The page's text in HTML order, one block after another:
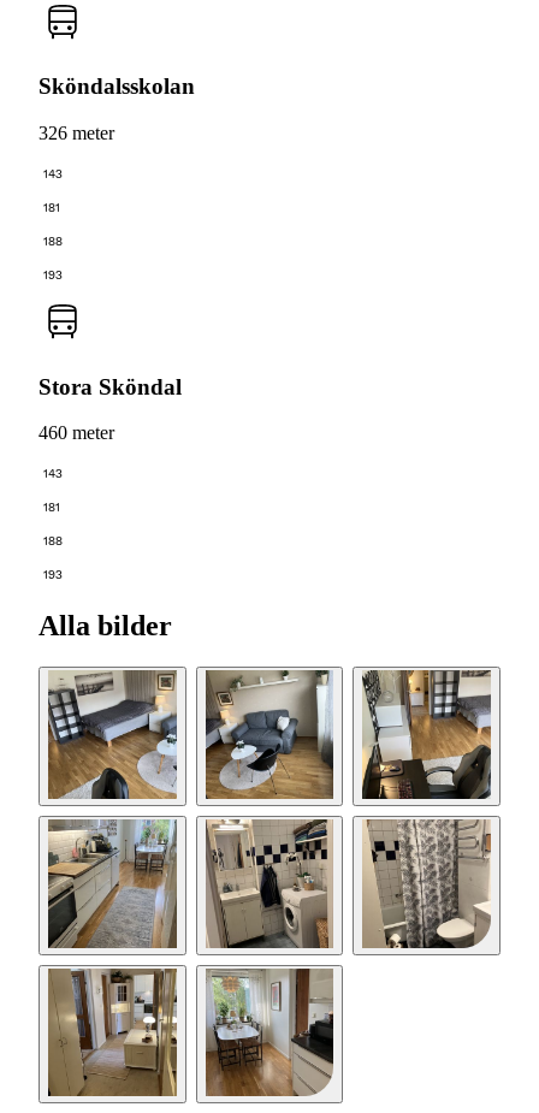
Sköndalsskolan
326 meter
143
181
188
193
Stora Sköndal
460 meter
143
181
188
193
Alla bilder